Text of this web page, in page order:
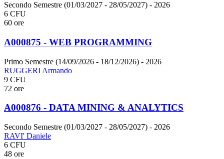
Secondo Semestre (01/03/2027 - 28/05/2027) - 2026
6 CFU
60 ore
A000875 - WEB PROGRAMMING
Primo Semestre (14/09/2026 - 18/12/2026) - 2026
RUGGERI Armando
9 CFU
72 ore
A000876 - DATA MINING & ANALYTICS
Secondo Semestre (01/03/2027 - 28/05/2027) - 2026
RAVI' Daniele
6 CFU
48 ore